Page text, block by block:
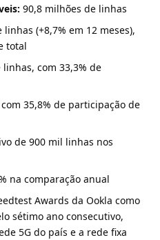
90,8 milhões de linhas
(+8,7% em 12 meses),
total
com 33,3% de
35,8% de participação de
de 900 mil linhas nos
na comparação anual
Awards da Ookla como
sétimo ano consecutivo,
5G do país e a rede fixa